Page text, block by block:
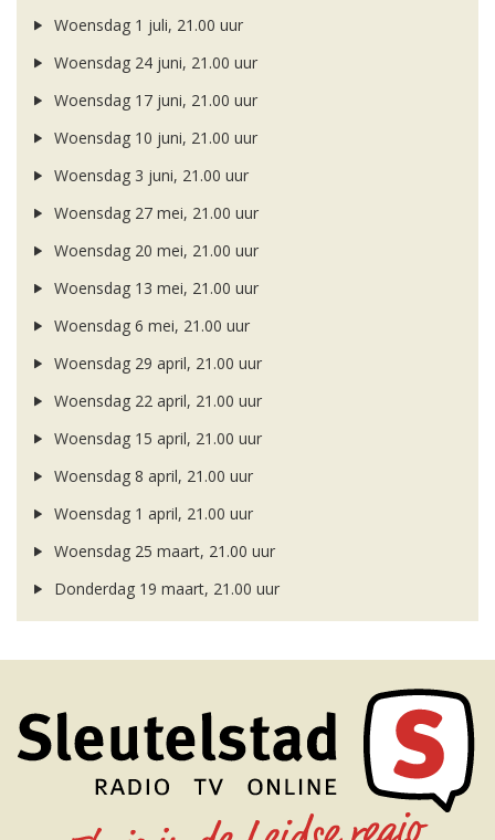
Woensdag 1 juli, 21.00 uur
Woensdag 24 juni, 21.00 uur
Woensdag 17 juni, 21.00 uur
Woensdag 10 juni, 21.00 uur
Woensdag 3 juni, 21.00 uur
Woensdag 27 mei, 21.00 uur
Woensdag 20 mei, 21.00 uur
Woensdag 13 mei, 21.00 uur
Woensdag 6 mei, 21.00 uur
Woensdag 29 april, 21.00 uur
Woensdag 22 april, 21.00 uur
Woensdag 15 april, 21.00 uur
Woensdag 8 april, 21.00 uur
Woensdag 1 april, 21.00 uur
Woensdag 25 maart, 21.00 uur
Donderdag 19 maart, 21.00 uur